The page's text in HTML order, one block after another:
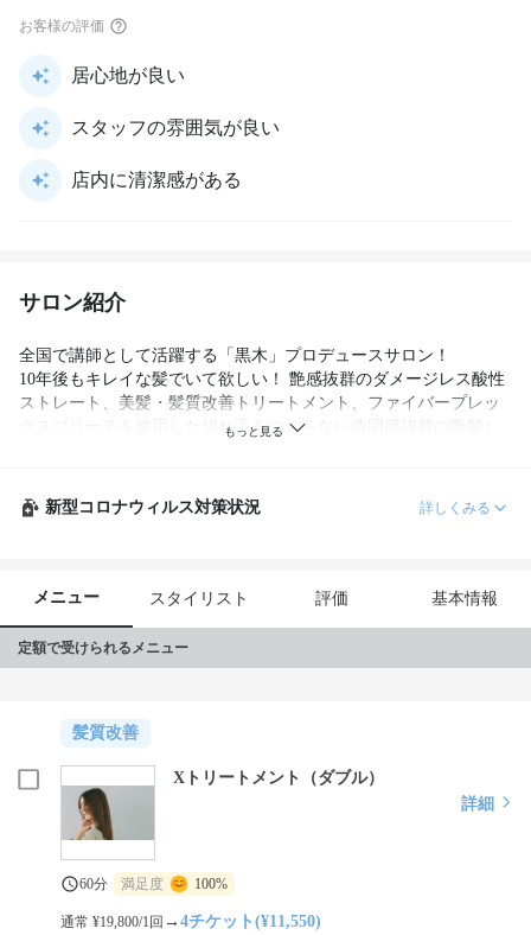
お客様の評価
居心地が良い
スタッフの雰囲気が良い
店内に清潔感がある
サロン紹介
全国で講師として活躍する「黒木」プロデュースサロン！
10年後もキレイな髪でいて欲しい！ 艶感抜群のダメージレス酸性
ストレート、美髪・髪質改善トリートメント、ファイバープレッ
クスブリーチを使用した切れ毛をつくらない透明感抜群の艶髪♪
新型コロナウィルス対策状況 詳しくみる
メニュー スタイリスト 評価 基本情報
定額で受けられるメニュー
髪質改善
Xトリートメント（ダブル）
詳細
60分 満足度 100%
通常 ¥19,800/1回 →4チケット(¥11,550)